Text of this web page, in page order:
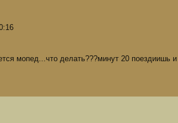
мопед...что делать???минут 20 поездиишь